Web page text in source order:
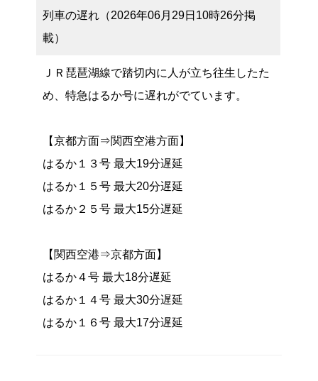
列車の遅れ（2026年06月29日10時26分掲
載）
ＪＲ琵琶湖線で踏切内に人が立ち往生したた
め、特急はるか号に遅れがでています。
【京都方面⇒関西空港方面】
はるか１３号 最大19分遅延
はるか１５号 最大20分遅延
はるか２５号 最大15分遅延
【関西空港⇒京都方面】
はるか４号 最大18分遅延
はるか１４号 最大30分遅延
はるか１６号 最大17分遅延